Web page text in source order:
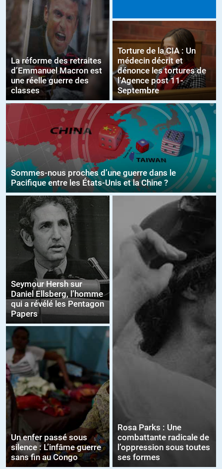
La réforme des retraites
d’Emmanuel Macron est
une réelle guerre des
classes
Torture de la CIA : Un
médecin décrit et
dénonce les tortures de
l’Agence post 11-
Septembre
Sommes-nous proches d’une guerre dans le
Pacifique entre les États-Unis et la Chine ?
Seymour Hersh sur
Daniel Ellsberg, l’homme
qui a révélé les Pentagon
Papers
Un enfer passé sous
silence : L’infâme guerre
sans fin au Congo
Rosa Parks : Une
combattante radicale de
l’oppression sous toutes
ses formes